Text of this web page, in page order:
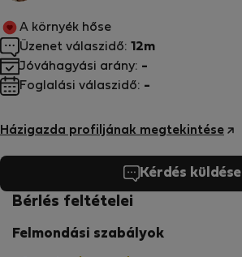
Házigazda profiljának megtekintése
A környék hőse
Üzenet válaszidő: 12m
Jóváhagyási arány: -
Foglalási válaszidő: -
Kérdés küldése
Bérlés feltételei
Felmondási szabályok